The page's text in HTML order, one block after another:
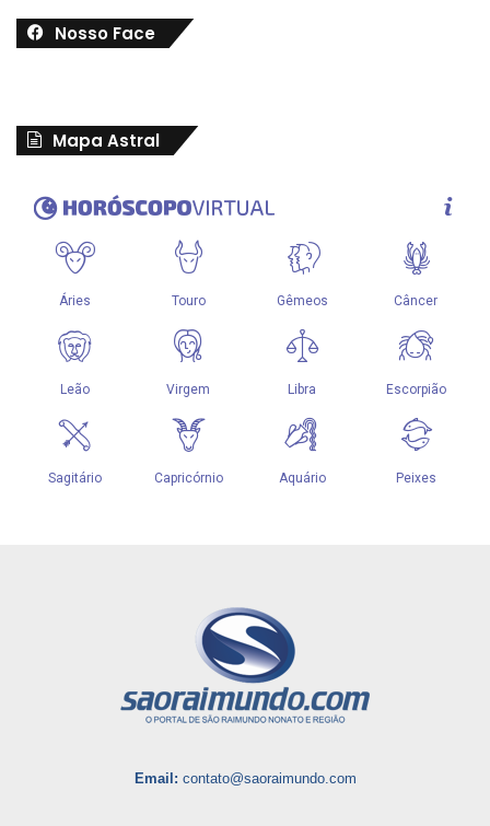
Nosso Face
Mapa Astral
Email: contato@saoraimundo.com